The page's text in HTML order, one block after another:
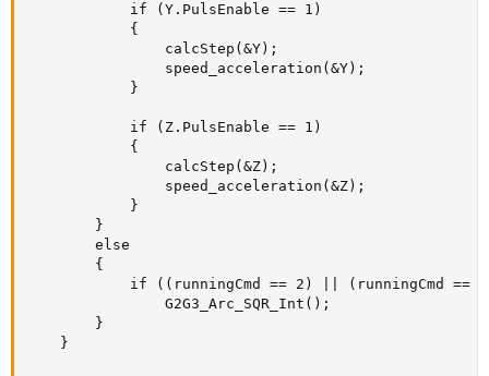
            if (Y.PulsEnable == 1)
            {
                calcStep(&Y);
                speed_acceleration(&Y);
            }
            if (Z.PulsEnable == 1)
            {
                calcStep(&Z);
                speed_acceleration(&Z);
            }
        }
        else
        {
if ((runningCmd == 2) || (runningCmd ==
                G2G3_Arc_SQR_Int();
        }
    }